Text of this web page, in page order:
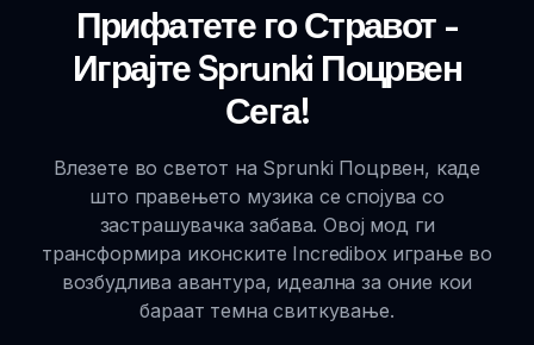
Прифатете го Стравот -
Играјте Sprunki Поцрвен
Сега!
Влезете во светот на Sprunki Поцрвен, каде
што правењето музика се спојува со
застрашувачка забава. Овој мод ги
трансформира иконските Incredibox играње во
возбудлива авантура, идеална за оние кои
бараат темна свиткување.